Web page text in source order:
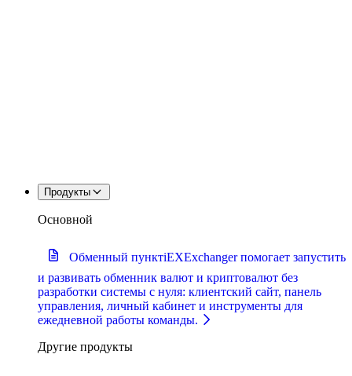
Продукты
Основной
Обменный пунктiEXExchanger помогает запустить
и развивать обменник валют и криптовалют без
разработки системы с нуля: клиентский сайт, панель
управления, личный кабинет и инструменты для
ежедневной работы команды.
Другие продукты